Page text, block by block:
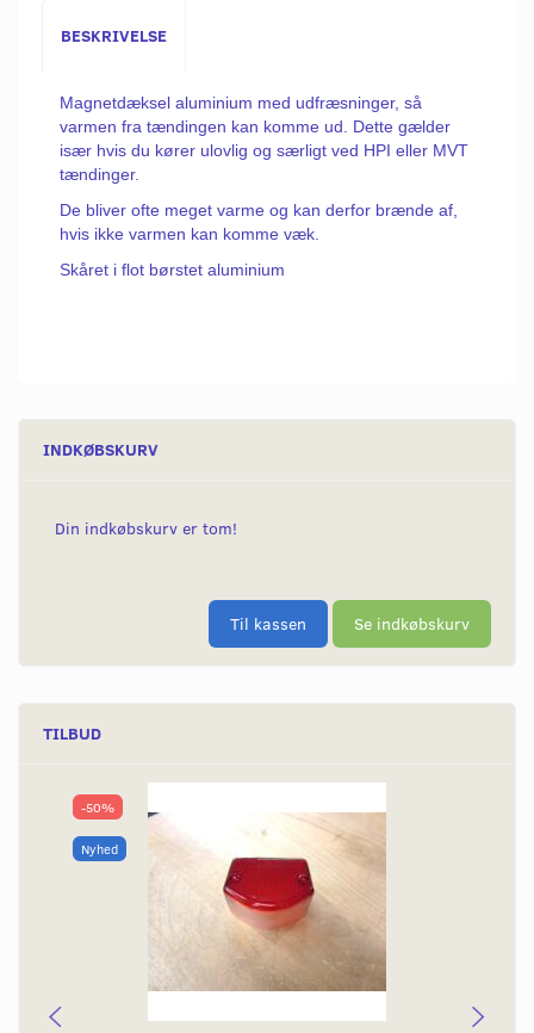
BESKRIVELSE
Magnetdæksel aluminium med udfræsninger, så
varmen fra tændingen kan komme ud. Dette gælder
især hvis du kører ulovlig og særligt ved HPI eller MVT
tændinger.
De bliver ofte meget varme og kan derfor brænde af,
hvis ikke varmen kan komme væk.
Skåret i flot børstet aluminium
INDKØBSKURV
Din indkøbskurv er tom!
Til kassen Se indkøbskurv
TILBUD
-50%
Nyhed